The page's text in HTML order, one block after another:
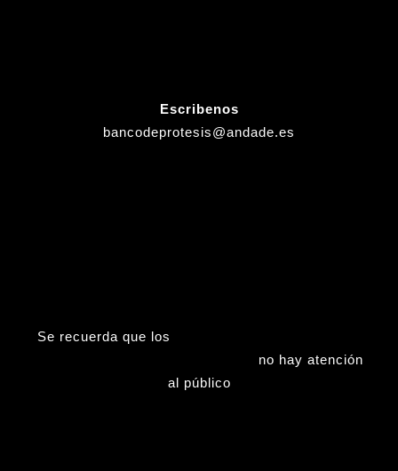
Escribenos
bancodeprotesis@andade.es
Se recuerda que los
no hay atención
al público